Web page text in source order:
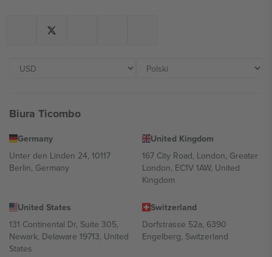
Biura Ticombo
Germany
Unter den Linden 24, 10117
Berlin, Germany
United Kingdom
167 City Road, London, Greater
London, EC1V 1AW, United
Kingdom
United States
131 Continental Dr, Suite 305,
Newark, Delaware 19713, United
States
Switzerland
Dorfstrasse 52a, 6390
Engelberg, Switzerland